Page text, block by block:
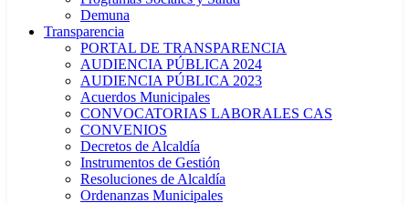
Demuna
Transparencia
PORTAL DE TRANSPARENCIA
AUDIENCIA PÚBLICA 2024
AUDIENCIA PÚBLICA 2023
Acuerdos Municipales
CONVOCATORIAS LABORALES CAS
CONVENIOS
Decretos de Alcaldía
Instrumentos de Gestión
Resoluciones de Alcaldía
Ordenanzas Municipales